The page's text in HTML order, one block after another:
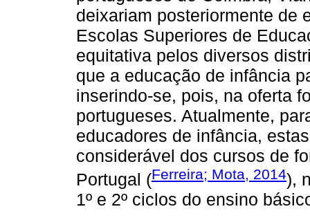
deixariam posteriormente de
Escolas Superiores de
equitativa pelos diversos
que a educação de infância
inserindo-se, pois, na oferta
portugueses. Atualmente,
educadores de infância,
considerável dos cursos de
Portugal (Ferreira; Mota, 2014),
1º e 2º ciclos do ensino